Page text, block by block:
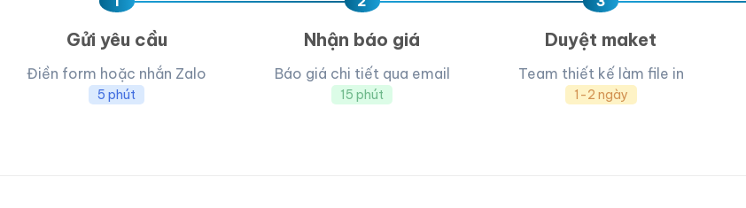
Gửi yêu cầu
Điền form hoặc nhắn Zalo
5 phút
Nhận báo giá
Báo giá chi tiết qua email
15 phút
Duyệt maket
Team thiết kế làm file in
1-2 ngày